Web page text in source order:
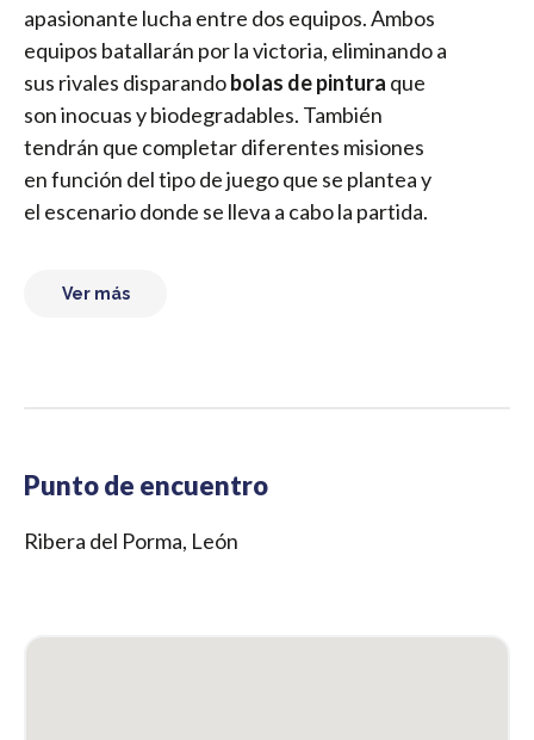
apasionante lucha entre dos equipos. Ambos
equipos batallarán por la victoria, eliminando a
sus rivales disparandobolas de pintura que
son inocuas y biodegradables. También
tendrán que completar diferentes misiones
en función del tipo de juego que se plantea y
el escenario donde se lleva a cabo la partida.
Ver más
Punto de encuentro
Ribera del Porma, León